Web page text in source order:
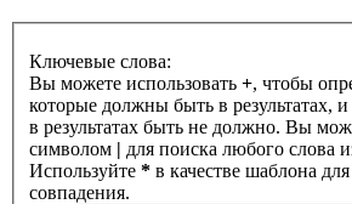
Ключевые слова:
Вы можете использовать +, чтобы
которые должны быть в результатах, и
в результатах быть не должно. Вы
символом | для поиска любого слова
Используйте * в качестве шаблона
совпадения.